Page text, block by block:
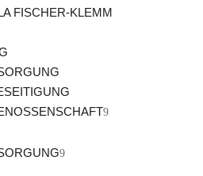
FISCHER-KLEMM